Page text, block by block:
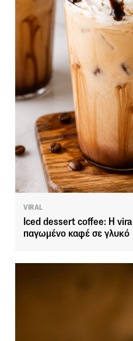
VIRAL
Iced dessert coffee: Η
παγωμένο καφέ σε γλυκό